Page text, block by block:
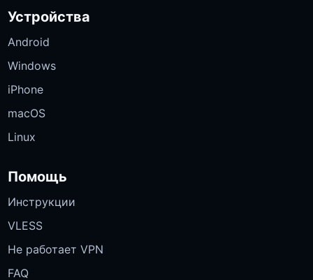
Устройства
Android
Windows
iPhone
macOS
Linux
Помощь
Инструкции
VLESS
Не работает VPN
FAQ